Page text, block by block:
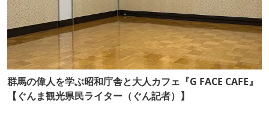
群馬の偉人を学ぶ昭和庁舎と大人カフェ『G FACE CAFE』
【ぐんま観光県民ライター（ぐん記者）】